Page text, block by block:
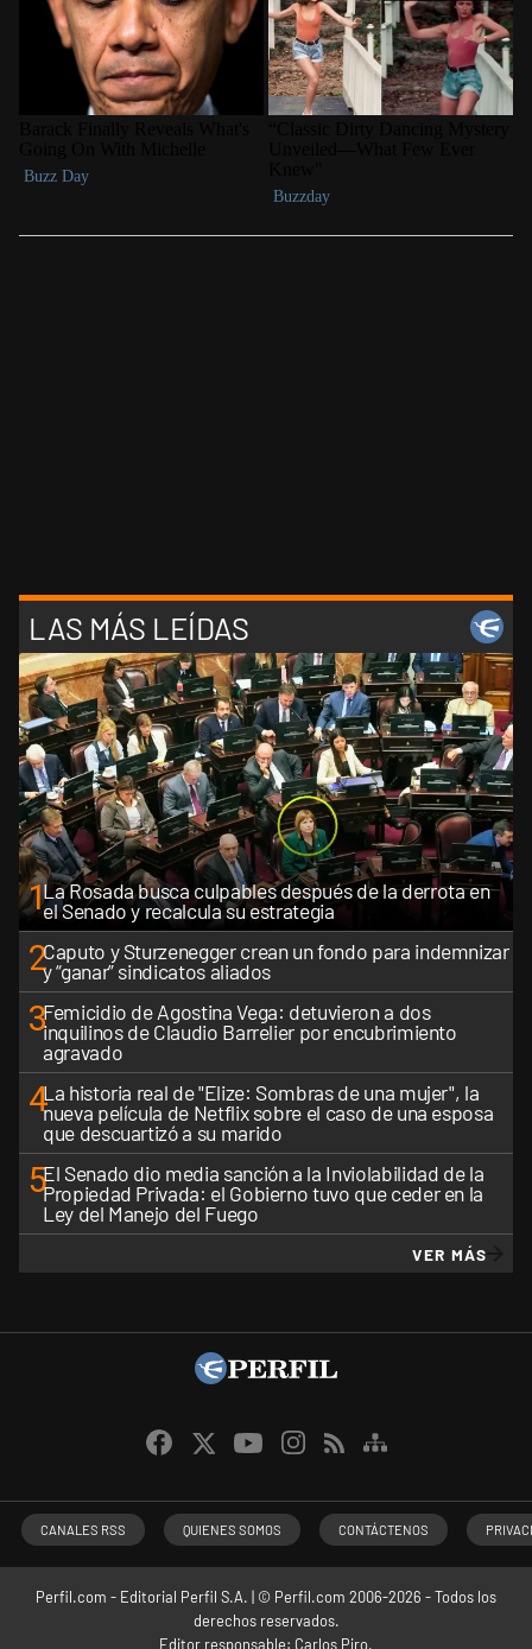
LAS MÁS LEÍDAS
1La Rosada busca culpables después de la derrota en
el Senado y recalcula su estrategia
2Caputo y Sturzenegger crean un fondo para indemnizar
y “ganar” sindicatos aliados
3Femicidio de Agostina Vega: detuvieron a dos
inquilinos de Claudio Barrelier por encubrimiento
agravado
4La historia real de "Elize: Sombras de una mujer", la
nueva película de Netflix sobre el caso de una esposa
que descuartizó a su marido
5El Senado dio media sanción a la Inviolabilidad de la
Propiedad Privada: el Gobierno tuvo que ceder en la
Ley del Manejo del Fuego
VER MÁS
CANALES RSS QUIENES SOMOS CONTÁCTENOS
Perfil.com - Editorial Perfil S.A. | © Perfil.com 2006-2026 - Todos los
derechos reservados.
Editor responsable: Carlos Piro.